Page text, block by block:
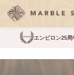
エンビロン25